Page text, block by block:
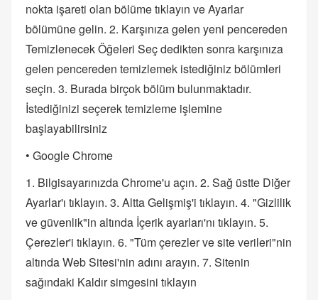
nokta işareti olan bölüme tıklayın ve Ayarlar
bölümüne gelin. 2. Karşınıza gelen yeni pencereden
Temizlenecek Öğeleri Seç dedikten sonra karşınıza
gelen pencereden temizlemek istediğiniz bölümleri
seçin. 3. Burada birçok bölüm bulunmaktadır.
İstediğinizi seçerek temizleme işlemine
başlayabilirsiniz
• Google Chrome
1. Bilgisayarınızda Chrome'u açın. 2. Sağ üstte Diğer
Ayarlar'ı tıklayın. 3. Altta Gelişmiş'i tıklayın. 4. "Gizlilik
ve güvenlik"in altında İçerik ayarları'nı tıklayın. 5.
Çerezler'i tıklayın. 6. "Tüm çerezler ve site verileri"nin
altında Web Sitesi'nin adını arayın. 7. Sitenin
sağındaki Kaldır simgesini tıklayın